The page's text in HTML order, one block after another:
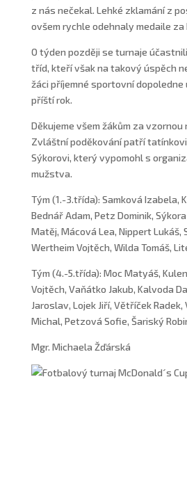
z nás nečekal. Lehké zklamání z
ovšem rychle odehnaly medaile za
O týden později se turnaje
tříd, kteří však na takový úspěch
žáci příjemné sportovní dopoledne
příští rok.
Děkujeme všem žákům za
Zvláštní poděkování patří
Sýkorovi, který vypomohl s
mužstva.
Tým (1.-3.třída): Samková Izabela,
Bednář Adam, Petz Dominik,
Matěj, Mácová Lea, Nippert Lukáš,
Wertheim Vojtěch, Wilda Tomáš,
Tým (4.-5.třída): Moc Matyáš,
Vojtěch, Vaňátko Jakub, Kalvoda
Jaroslav, Lojek Jiří, Větříček
Michal, Petzová Sofie, Šariský
Mgr. Michaela Žďárská